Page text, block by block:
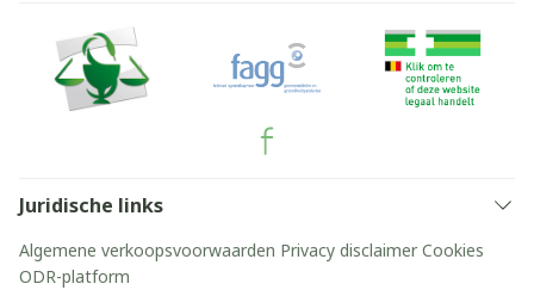
Juridische links
Algemene verkoopsvoorwaarden Privacy disclaimer Cookies
ODR-platform